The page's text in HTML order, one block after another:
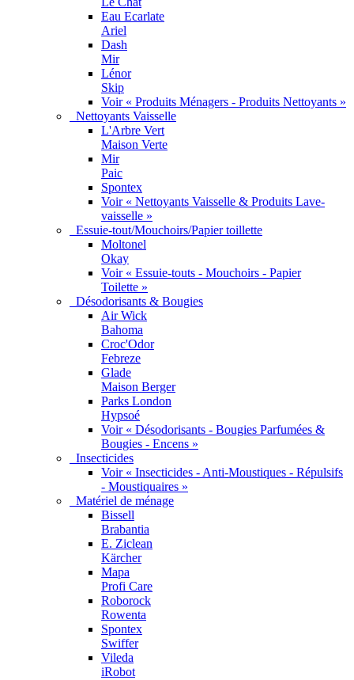
Eau Ecarlate
Ariel
Dash
Mir
Lénor
Skip
Voir « Produits Ménagers - Produits Nettoyants »
Nettoyants Vaisselle
L'Arbre Vert
Maison Verte
Mir
Paic
Spontex
Voir « Nettoyants Vaisselle & Produits Lave-
vaisselle »
Essuie-tout/Mouchoirs/Papier toillette
Moltonel
Okay
Voir « Essuie-touts - Mouchoirs - Papier
Toilette »
Désodorisants & Bougies
Air Wick
Bahoma
Croc'Odor
Febreze
Glade
Maison Berger
Parks London
Hypsoé
Voir « Désodorisants - Bougies Parfumées &
Bougies - Encens »
Insecticides
Voir « Insecticides - Anti-Moustiques - Répulsifs
- Moustiquaires »
Matériel de ménage
Bissell
Brabantia
E. Ziclean
Kärcher
Mapa
Profi Care
Roborock
Rowenta
Spontex
Swiffer
Vileda
iRobot